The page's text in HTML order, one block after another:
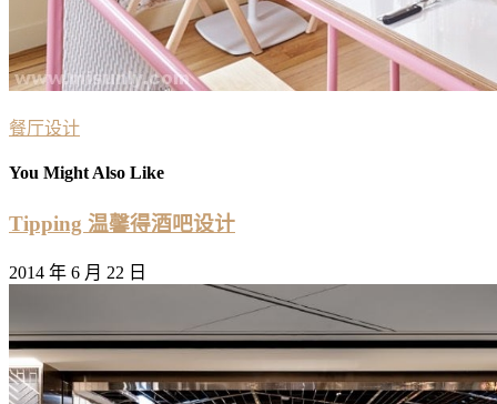
餐厅设计
You Might Also Like
Tipping 温馨得酒吧设计
2014 年 6 月 22 日